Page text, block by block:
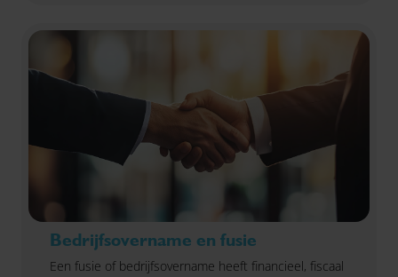
Bedrijfsovername en fusie
Een fusie of bedrijfsovername heeft financieel, fiscaal